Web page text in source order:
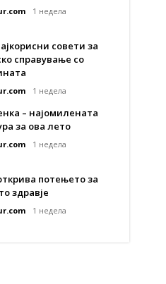
1 недела
совети за
справување со
1 недела
– најомилената
за ова лето
1 недела
потењето за
здравје
1 недела